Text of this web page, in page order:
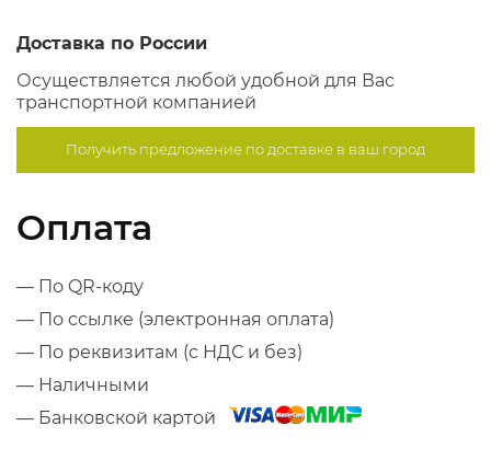
Доставка по России
Осуществляется любой удобной для Вас
транспортной компанией
Получить предложение подоставке в ваш город
Оплата
— По QR-коду
— По ссылке (электронная оплата)
— По реквизитам (с НДС и без)
— Наличными
— Банковской картой